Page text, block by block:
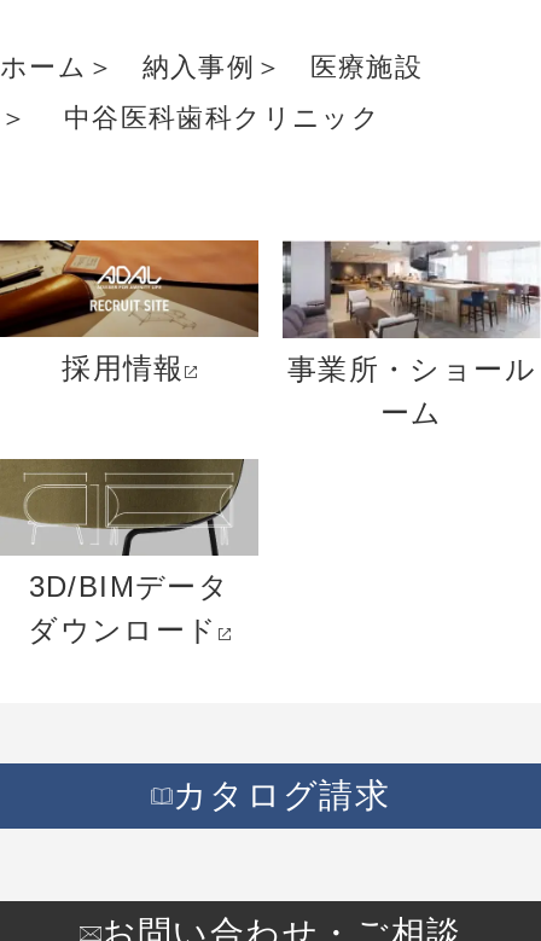
ホーム 納入事例
医療施設
中谷医科歯科クリニック
採用情報
事業所・ショール
ーム
3D/BIMデータ
ダウンロード
カタログ請求